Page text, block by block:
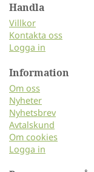
Handla
Villkor
Kontakta oss
Logga in
Information
Om oss
Nyheter
Nyhetsbrev
Avtalskund
Om cookies
Logga in